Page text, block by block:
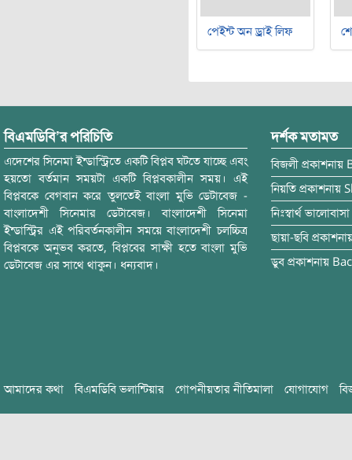
পেইন্ট অন ড্রাই লিফ
বিএমডিবি’র পরিচিতি
এদেশের সিনেমা ইন্ডাস্ট্রিতে একটি বিপ্লব ঘটতে যাচ্ছে এবং
হয়তো বর্তমান সময়টা একটি বিপ্লবকালীন সময়। এই
বিপ্লবকে বেগবান করে তুলতেই বাংলা মুভি ডেটাবেজ -
বাংলাদেশী সিনেমার ডেটাবেজ। বাংলাদেশী সিনেমা
ইন্ডাস্ট্রির এই পরিবর্তনকালীন সময়ে বাংলাদেশী চলচ্চিত্র
বিপ্লবকে অনুভব করতে, বিপ্লবের সাক্ষী হতে বাংলা মুভি
ডেটাবেজ এর সাথে থাকুন। ধন্যবাদ।
দর্শক মতামত
বিজলী প্রকাশনায়
নিয়তি প্রকাশনায়
নিঃস্বার্থ ভালোবাসা
ছায়া-ছবি
ডুব প্রকাশনায়
আমাদের কথা বিএমডিবি ভলান্টিয়ার গোপনীয়তার নীতিমালা যোগাযোগ